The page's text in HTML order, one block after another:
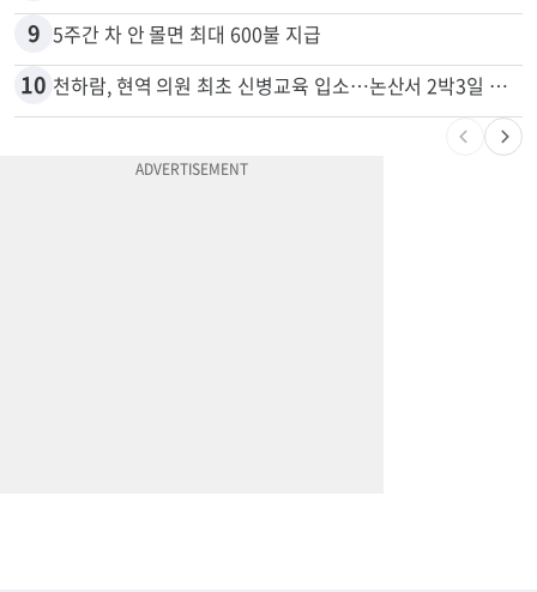
8 비영리 CEO, 노숙자 팔아 2년간 165만불
9 5주간 차 안 몰면 최대 600불 지급
천하람, 현역 의원 최초 신병교육 입소…논산서 2박3일 생활